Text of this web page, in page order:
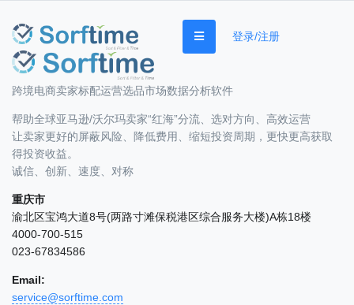
登录/注册
跨境电商卖家标配运营选品市场数据分析软件
帮助全球亚马逊/沃尔玛卖家“红海”分流、选对方向、高效运营
让卖家更好的屏蔽风险、降低费用、缩短投资周期，更快更高获取
得投资收益。
诚信、创新、速度、对称
重庆市
渝北区宝鸿大道8号(两路寸滩保税港区综合服务大楼)A栋18楼
4000-700-515
023-67834586
Email:
service@sorftime.com